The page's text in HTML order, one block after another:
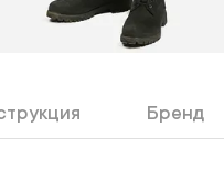
Бренд